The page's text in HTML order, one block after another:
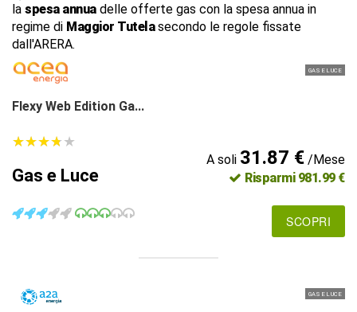
la spesa annuadelle offerte gas con la spesa annua in
regime di Maggior Tutelasecondo le regole fissate
dall'ARERA.
GAS E LUCE
Flexy Web Edition Ga...
★★★★★
★★★★★
Gas e Luce
A soli 31.87 €/Mese
Risparmi 981.99 €
SCOPRI
GAS E LUCE